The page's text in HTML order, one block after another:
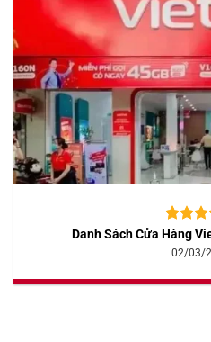
5.00
dựa
10
Danh Sách Cửa Hàng
02/03/